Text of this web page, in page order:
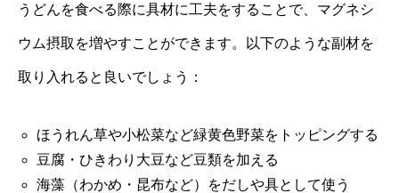
うどんを食べる際に具材に工夫をすることで、マグネシ
ウム摂取を増やすことができます。以下のような副材を
取り入れると良いでしょう：
ほうれん草や小松菜など緑黄色野菜をトッピングする
豆腐・ひきわり大豆など豆類を加える
海藻（わかめ・昆布など）をだしや具として使う